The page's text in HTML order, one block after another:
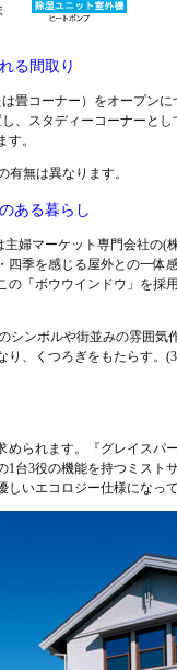
る間取り
畳コーナー）をオープン
、スタディーコーナーと
。
無は異なります。
ある暮らし
主婦マーケット専門会社の
季を感じる屋外との一体
「ボウウインドウ」を採
シンボルや街並みの雰囲
、くつろぎをもたらす。
められます。『グレイスパ
台3役の機能を持つミスト
いエコロジー仕様になって